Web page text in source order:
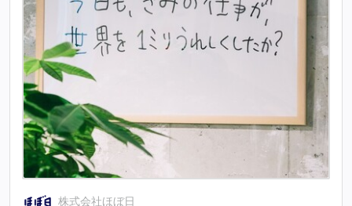
株式会社ほぼ日